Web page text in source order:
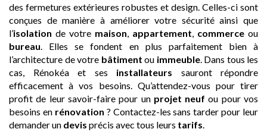
des fermetures extérieures robustes et design. Celles-ci sont
conçues de manière à améliorer votre sécurité ainsi que
l’isolation de votre maison appartement commerce ou
bureau . Elles se fondent en plus parfaitement bien à
l’architecture de votre bâtiment ou immeuble. Dans tous les
cas, Rénokéa et ses installateurs sauront répondre
efficacement à vos besoins. Qu’attendez-vous pour tirer
profit de leur savoir-faire pour un projet neuf ou pour vos
besoins en rénovation ? Contactez-les sans tarder pour leur
demander un devis précis avec tous leurs tarifs